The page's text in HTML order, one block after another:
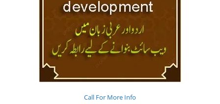
Call For More Info